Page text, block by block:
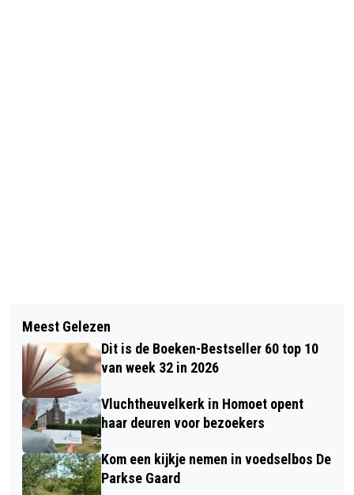
IDA VAN DRIL – HAMLET, EEN
MODERNE VERTELLING OVER
TIJDLOZE TWIJFEL
HET WORDT LENTEACHTIG: HET KAN
WEL 18 GRADEN WORDEN EIND VAN
DE WEEK
Meest Gelezen
Dit is de Boeken-Bestseller 60 top 10
van week 32 in 2026
Vluchtheuvelkerk in Homoet opent
haar deuren voor bezoekers
Kom een kijkje nemen in voedselbos De
Parkse Gaard